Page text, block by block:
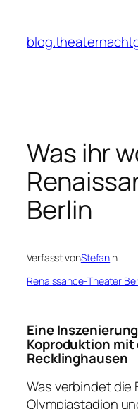
springen
Was ihr
Berlin
Verfasst vonStefanin
Renaissance-Theater
Eine
Koproduktion
Recklinghausen
Was verbindet die
Olympiastadion